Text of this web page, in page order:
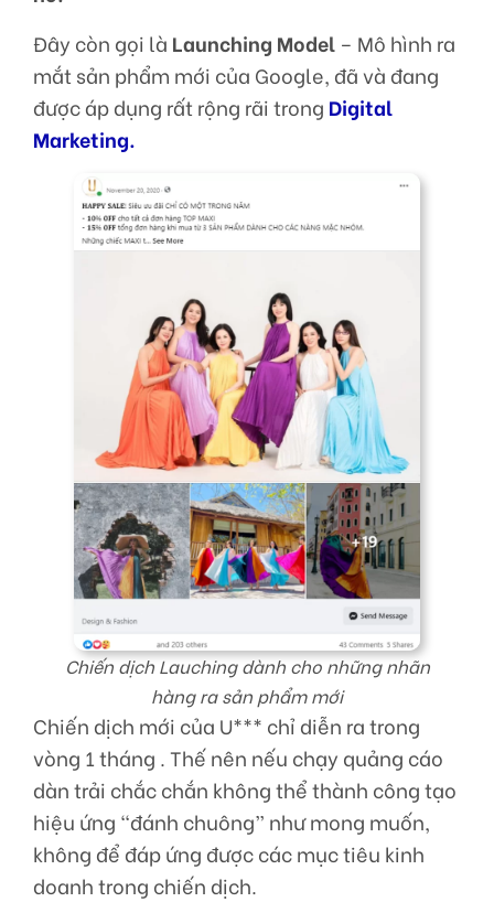
Đây còn gọi là Launching Model – Mô hình ra
mắt sản phẩm mới của Google, đã và đang
được áp dụng rất rộng rãi trong Digital
Marketing.
Chiến dịch Lauching dành cho những nhãn
hàng ra sản phẩm mới
Chiến dịch mới của U*** chỉ diễn ra trong
vòng 1 tháng . Thế nên nếu chạy quảng cáo
dàn trải chắc chắn không thể thành công tạo
hiệu ứng “đánh chuông” như mong muốn,
không để đáp ứng được các mục tiêu kinh
doanh trong chiến dịch.